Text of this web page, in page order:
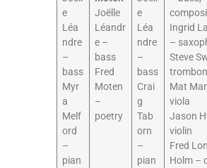
e
Léa
ndre
–
bass
Myr
a
Melf
ord
–
pian
Joëlle
Léandr
e –
bass
Fred
Moten
–
poetry
e
Léa
ndre
–
bass
Crai
g
Tab
orn
–
pian
Ingrid
–
Steve
Mat
viola
Jason
violin
Fred
Holm –